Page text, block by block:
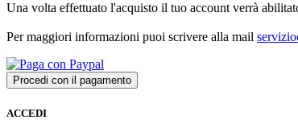
Una volta effettuato l'acquisto il tuo account verrà
Per maggiori informazioni puoi scrivere alla mail
ACCEDI